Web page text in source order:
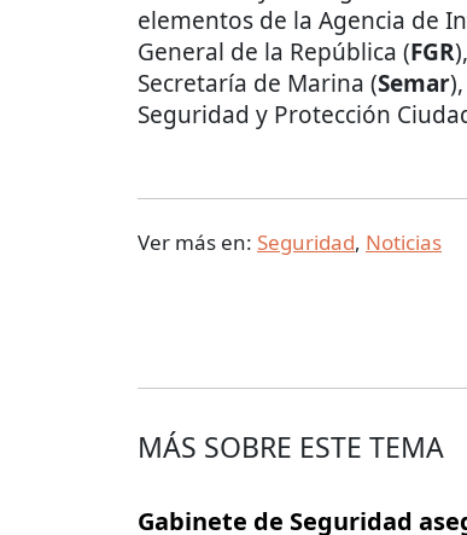
elementos de la Agencia de
General de la República (FGR
Secretaría de Marina (Semar
Seguridad y Protección
Ver más en: Seguridad, Noticias
MÁS SOBRE ESTE TEMA
Gabinete de Seguridad